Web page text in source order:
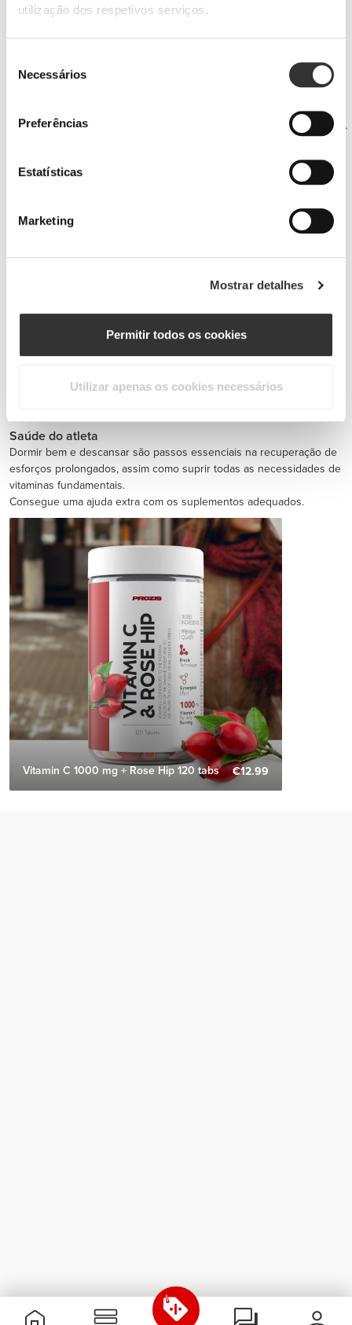
utilização dos respetivos serviços.
Necessários
Preferências
Estatísticas
Marketing
Mostrar detalhes
Permitir todos os cookies
Utilizar apenas os cookies necessários
€12.99
Prevenção de lesões
Protege as articulações com suplementos e ingredientes específicos.
Jointz 90 caps €14.99
Saúde do atleta
Dormir bem e descansar são passos essenciais na recuperação de
esforços prolongados, assim como suprir todas as necessidades de
vitaminas fundamentais.
Consegue uma ajuda extra com os suplementos adequados.
Vitamin C 1000 mg + Rose Hip 120 tabs €12.99